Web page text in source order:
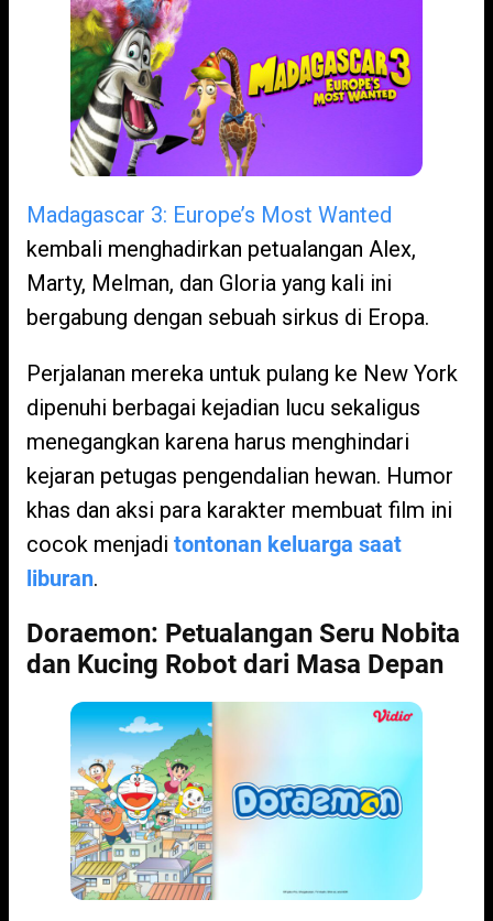
Madagascar 3: Europe’s Most Wanted
kembali menghadirkan petualangan Alex,
Marty, Melman, dan Gloria yang kali ini
bergabung dengan sebuah sirkus di Eropa.
Perjalanan mereka untuk pulang ke New York
dipenuhi berbagai kejadian lucu sekaligus
menegangkan karena harus menghindari
kejaran petugas pengendalian hewan. Humor
khas dan aksi para karakter membuat film ini
cocok menjadi tontonan keluarga saat
liburan.
Doraemon: Petualangan Seru Nobita
dan Kucing Robot dari Masa Depan